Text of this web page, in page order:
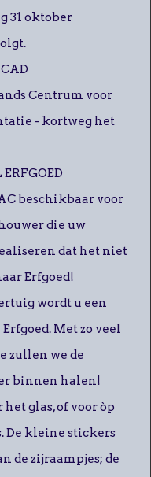
31 oktober
Centrum voor
- kortweg het
beschikbaar voor
die uw
dat het niet
Erfgoed!
wordt u een
Met zo veel
zullen we de
binnen halen!
glas, of voor òp
De kleine stickers
de zijraampjes; de